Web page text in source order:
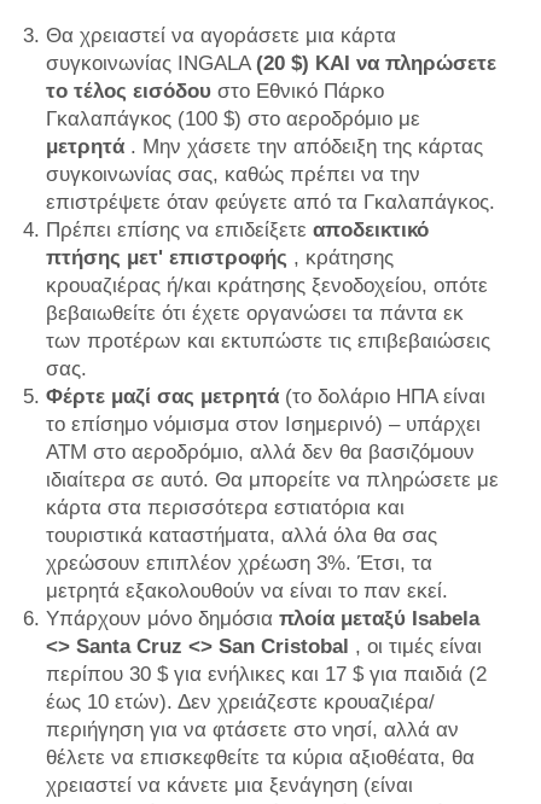
Θα χρειαστεί να αγοράσετε μια κάρτα
συγκοινωνίας INGALA (20 $) ΚΑΙ να πληρώσετε
το τέλος εισόδουστο Εθνικό Πάρκο
Γκαλαπάγκος (100 $) στο αεροδρόμιο με
μετρητά. Μην χάσετε την απόδειξη της κάρτας
συγκοινωνίας σας, καθώς πρέπει να την
επιστρέψετε όταν φεύγετε από τα Γκαλαπάγκος.
Πρέπει επίσης να επιδείξετε αποδεικτικό
πτήσης μετ' επιστροφής , κράτησης
κρουαζιέρας ή/και κράτησης ξενοδοχείου, οπότε
βεβαιωθείτε ότι έχετε οργανώσει τα πάντα εκ
των προτέρων και εκτυπώστε τις επιβεβαιώσεις
σας.
Φέρτε μαζί σας μετρητά(το δολάριο ΗΠΑ είναι
το επίσημο νόμισμα στον Ισημερινό) – υπάρχει
ΑΤΜ στο αεροδρόμιο, αλλά δεν θα βασιζόμουν
ιδιαίτερα σε αυτό. Θα μπορείτε να πληρώσετε με
κάρτα στα περισσότερα εστιατόρια και
τουριστικά καταστήματα, αλλά όλα θα σας
χρεώσουν επιπλέον χρέωση 3%. Έτσι, τα
μετρητά εξακολουθούν να είναι το παν εκεί.
Υπάρχουν μόνο δημόσια πλοία μεταξύ Isabela
<> Santa Cruz <> San Cristobal , οι τιμές είναι
περίπου 30 $ για ενήλικες και 17 $ για παιδιά (2
έως 10 ετών). Δεν χρειάζεστε κρουαζιέρα/
περιήγηση για να φτάσετε στο νησί, αλλά αν
θέλετε να επισκεφθείτε τα κύρια αξιοθέατα, θα
χρειαστεί να κάνετε μια ξενάγηση (είναι